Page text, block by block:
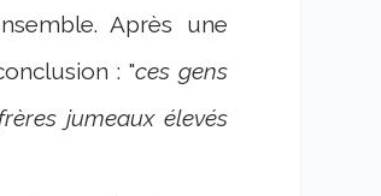
Après une
: "ces gens
jumeaux élevés